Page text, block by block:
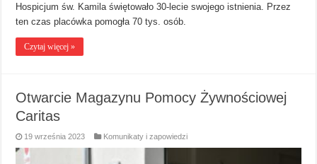
Hospicjum św. Kamila świętowało 30-lecie swojego istnienia. Przez
ten czas placówka pomogła 70 tys. osób.
Czytaj więcej »
Otwarcie Magazynu Pomocy Żywnościowej
Caritas
19 września 2023 Komunikaty i zapowiedzi